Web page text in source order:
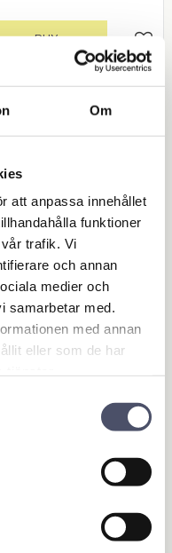
Om
att anpassa innehållet
funktioner
trafik. Vi
och annan
medier och
samarbetar med.
med annan
eller som de har
BUY
5-pack 6
x 40mm
6mm x Längd 40mm
23,00 KR
25,00KR
8